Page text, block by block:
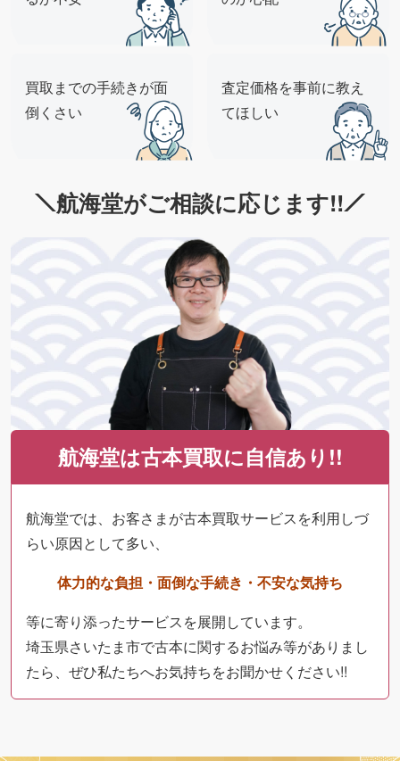
買取までの手続きが面
倒くさい
査定価格を事前に教え
てほしい
航海堂がご相談に応じます!!
航海堂は古本買取に自信あり!!
航海堂では、お客さまが古本買取サービスを利用しづ
らい原因として多い、
体力的な負担・面倒な手続き・不安な気持ち
等に寄り添ったサービスを展開しています。
埼玉県さいたま市で古本に関するお悩み等がありまし
たら、ぜひ私たちへお気持ちをお聞かせください!!